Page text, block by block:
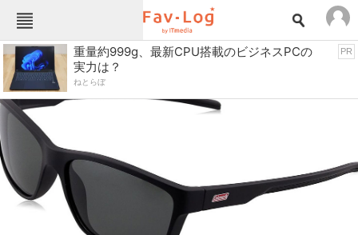
Fav-Logカテゴリー一覧
TOP
インテリア・収納 おもちゃ・ホビー
カメラ
キッチン用品
コンテンツ・サービス スイーツ・お菓子
スポーツ・レジャー スマホ・携帯電話
重量約999g、最新CPU搭載のビジネスPCの
実力は？
ねとらぼ
PR